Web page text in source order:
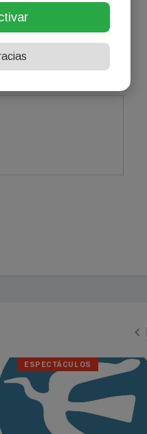
ESPECTÁCULOS